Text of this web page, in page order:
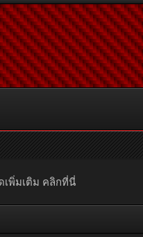
เพิ่มเติม คลิกที่นี่